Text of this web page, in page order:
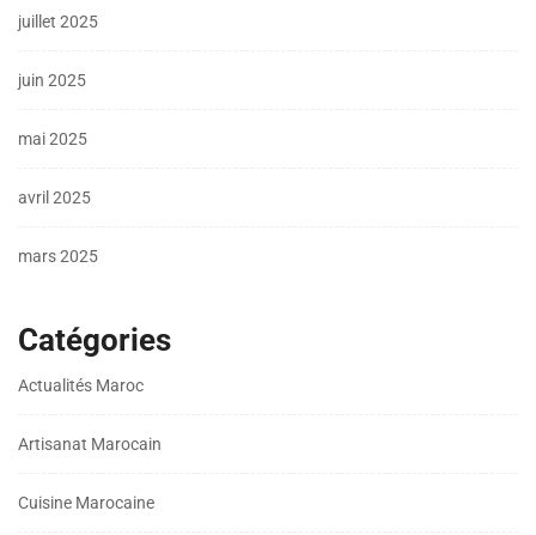
juillet 2025
juin 2025
mai 2025
avril 2025
mars 2025
Catégories
Actualités Maroc
Artisanat Marocain
Cuisine Marocaine